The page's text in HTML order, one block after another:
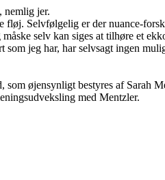
nemlig jer.
Selvfølgelig er der nuance-
selv kan siges at tilhøre et
jeg har, har selvsagt ingen
øjensynligt bestyres af Sarah
med Mentzler.